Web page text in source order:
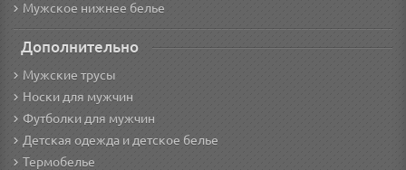
Мужское нижнее белье
Дополнительно
Мужские трусы
Носки для мужчин
Футболки для мужчин
Детская одежда и детское белье
Термобелье